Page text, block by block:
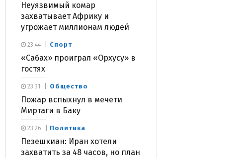
Неуязвимый комар
захватывает Африку и
угрожает миллионам людей
Спорт
«Сабах» проиграл «Орхусу» в
гостях
23:44
Общество
Пожар вспыхнул в мечети
Миртаги в Баку
23:31
Политика
Пезешкиан: Иран хотели
захватить за 48 часов, но план
23:26